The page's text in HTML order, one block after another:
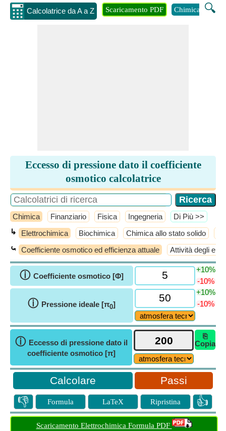
Calcolatrice da A a Z 🔍
Scaricamento PDF Chimica
Eccesso di pressione dato il coefficiente
osmotico calcolatrice
Chimica Finanziario Fisica Ingegneria ​Di Più >>
↳ Elettrochimica Biochimica Chimica allo stato solido
⤿ Coefficiente osmotico ed efficienza attuale Attività degli
ⓘ Coefficiente osmotico [Φ]
+10%
-10%
ⓘ Pressione ideale [π0]
+10%
-10%
ⓘ Eccesso di pressione dato il
coefficiente osmotico [π]
⎘
Copia
Passi
👎 Formula LaTeX Ripristina 👍
Scaricamento Elettrochimica Formula PDF